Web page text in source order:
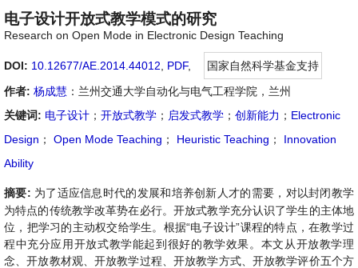
电子设计开放式教学模式的研究
Research on Open Mode in Electronic Design Teaching
DOI: 10.12677/AE.2014.44012 PDF,
国家自然科学基金支持
作者: 杨成慧 ：兰州交通大学自动化与电气工程学院，兰州
关键词: 电子设计 ； 开放式教学 ； 启发式教学 ； 创新能力 ； Electronic
Design ； Open Mode Teaching ； Heuristic Teaching ；
Innovation
Ability
摘要: 为了适应信息时代的发展和培养创新人才的需要，对以封闭教学
为特点的传统教学改革势在必行。开放式教学充分认识了学生的主体地
位，把学习的主动权交给学生。根据“电子设计”课程的特点，在教学过
程中充分应用开放式教学能起到很好的教学效果。本文从开放教学理
念、开放教材观、开放教学过程、开放教学方式、开放教学评价五个方